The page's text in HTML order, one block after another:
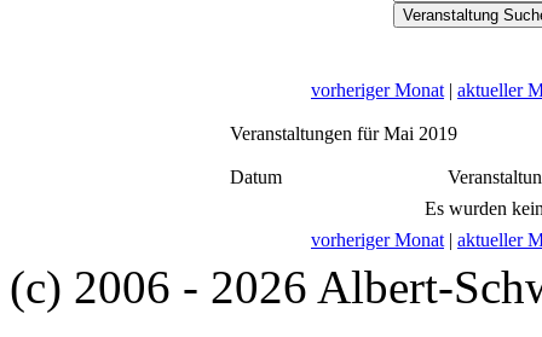
vorheriger Monat | aktueller
Veranstaltungen für Mai 2019
Datum
Es wurden
vorheriger Monat | aktueller
(c) 2006 - 2026 Albert-